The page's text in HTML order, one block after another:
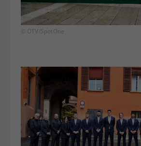
© ÖTV/SpotOne